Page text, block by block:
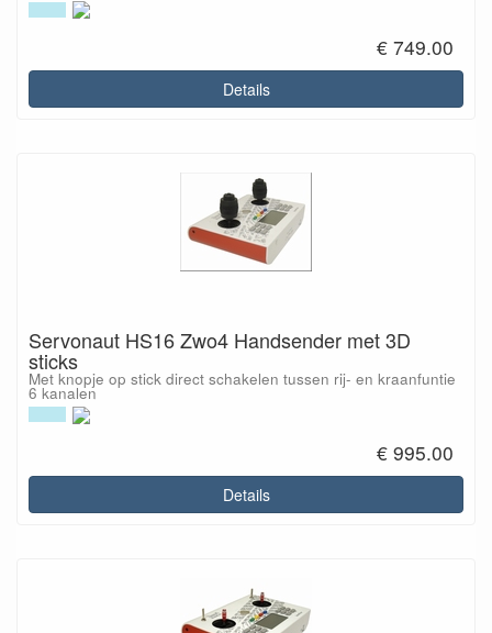
€ 749.00
Details
Servonaut HS16 Zwo4 Handsender met 3D
sticks
Met knopje op stick direct schakelen tussen rij- en kraanfuntie
6 kanalen
€ 995.00
Details